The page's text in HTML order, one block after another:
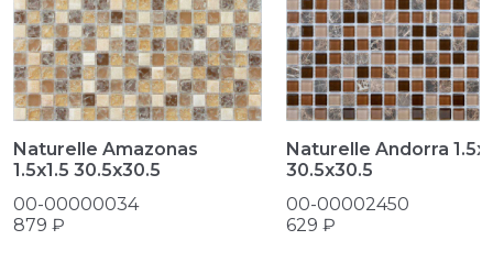
Naturelle Amazonas
1.5х1.5 30.5x30.5
00-00000034
879 ₽
Naturelle Andorra
30.5x30.5
00-00002450
629 ₽